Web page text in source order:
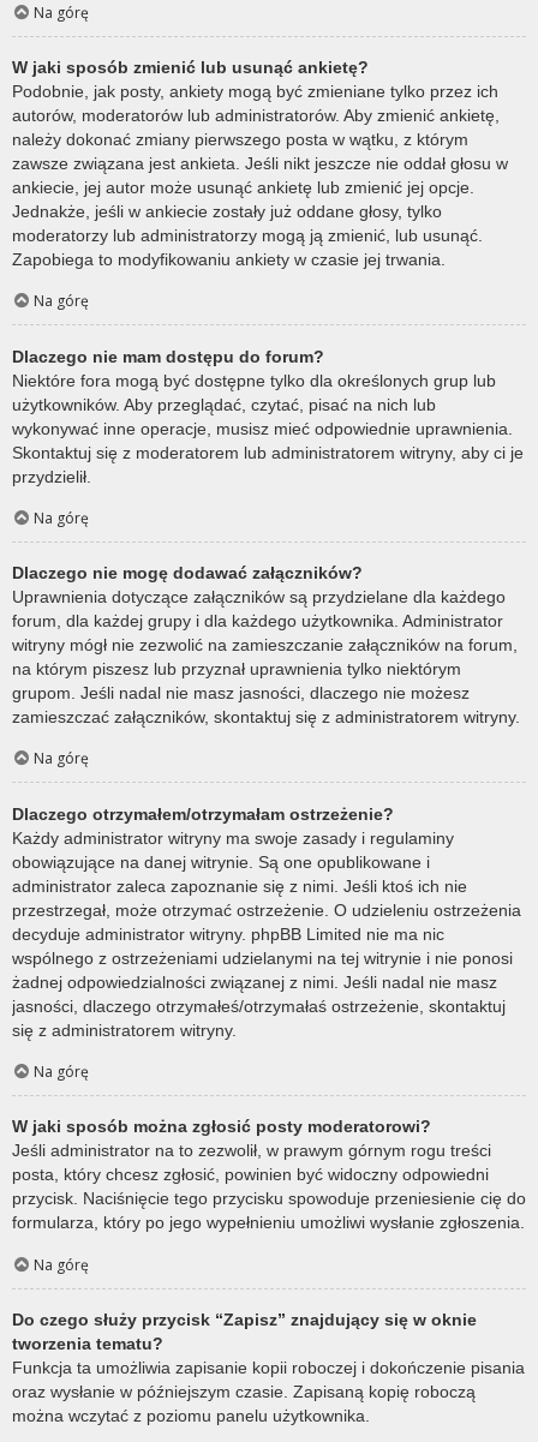
Na górę
W jaki sposób zmienić lub usunąć ankietę?
Podobnie, jak posty, ankiety mogą być zmieniane tylko przez ich
autorów, moderatorów lub administratorów. Aby zmienić ankietę,
należy dokonać zmiany pierwszego posta w wątku, z którym
zawsze związana jest ankieta. Jeśli nikt jeszcze nie oddał głosu w
ankiecie, jej autor może usunąć ankietę lub zmienić jej opcje.
Jednakże, jeśli w ankiecie zostały już oddane głosy, tylko
moderatorzy lub administratorzy mogą ją zmienić, lub usunąć.
Zapobiega to modyfikowaniu ankiety w czasie jej trwania.
Na górę
Dlaczego nie mam dostępu do forum?
Niektóre fora mogą być dostępne tylko dla określonych grup lub
użytkowników. Aby przeglądać, czytać, pisać na nich lub
wykonywać inne operacje, musisz mieć odpowiednie uprawnienia.
Skontaktuj się z moderatorem lub administratorem witryny, aby ci je
przydzielił.
Na górę
Dlaczego nie mogę dodawać załączników?
Uprawnienia dotyczące załączników są przydzielane dla każdego
forum, dla każdej grupy i dla każdego użytkownika. Administrator
witryny mógł nie zezwolić na zamieszczanie załączników na forum,
na którym piszesz lub przyznał uprawnienia tylko niektórym
grupom. Jeśli nadal nie masz jasności, dlaczego nie możesz
zamieszczać załączników, skontaktuj się z administratorem witryny.
Na górę
Dlaczego otrzymałem/otrzymałam ostrzeżenie?
Każdy administrator witryny ma swoje zasady i regulaminy
obowiązujące na danej witrynie. Są one opublikowane i
administrator zaleca zapoznanie się z nimi. Jeśli ktoś ich nie
przestrzegał, może otrzymać ostrzeżenie. O udzieleniu ostrzeżenia
decyduje administrator witryny. phpBB Limited nie ma nic
wspólnego z ostrzeżeniami udzielanymi na tej witrynie i nie ponosi
żadnej odpowiedzialności związanej z nimi. Jeśli nadal nie masz
jasności, dlaczego otrzymałeś/otrzymałaś ostrzeżenie, skontaktuj
się z administratorem witryny.
Na górę
W jaki sposób można zgłosić posty moderatorowi?
Jeśli administrator na to zezwolił, w prawym górnym rogu treści
posta, który chcesz zgłosić, powinien być widoczny odpowiedni
przycisk. Naciśnięcie tego przycisku spowoduje przeniesienie cię do
formularza, który po jego wypełnieniu umożliwi wysłanie zgłoszenia.
Na górę
Do czego służy przycisk “Zapisz” znajdujący się w oknie
tworzenia tematu?
Funkcja ta umożliwia zapisanie kopii roboczej i dokończenie pisania
oraz wysłanie w późniejszym czasie. Zapisaną kopię roboczą
można wczytać z poziomu panelu użytkownika.